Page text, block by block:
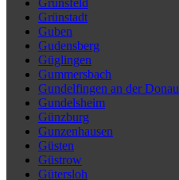
Grünsfeld
Grünstadt
Guben
Gudensberg
Güglingen
Gummersbach
Gundelfingen an der Donau
Gundelsheim
Günzburg
Gunzenhausen
Güsten
Güstrow
Gütersloh